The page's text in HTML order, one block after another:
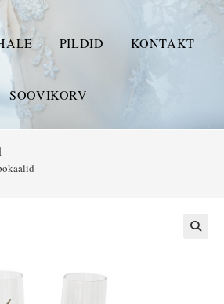
PILDID KONTAKT
SOOVIKORV